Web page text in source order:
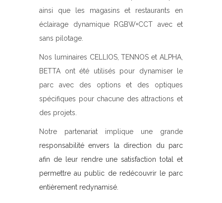
ainsi que les magasins et restaurants en
éclairage dynamique RGBW+CCT avec et
sans pilotage.
Nos luminaires CELLIOS, TENNOS et ALPHA,
BETTA ont été utilisés pour dynamiser le
parc avec des options et des optiques
spécifiques pour chacune des attractions et
des projets.
Notre partenariat implique une grande
responsabilité envers la direction du parc
afin de leur rendre une satisfaction total et
permettre au public de redécouvrir le parc
entièrement redynamisé.